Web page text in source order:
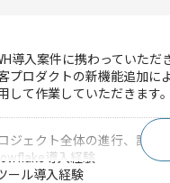
導入案件に携わっていただ
プロダクトの新機能追加
して作業していただきます。
ジェクト全体の進行、設
導入経験
ール導入経験